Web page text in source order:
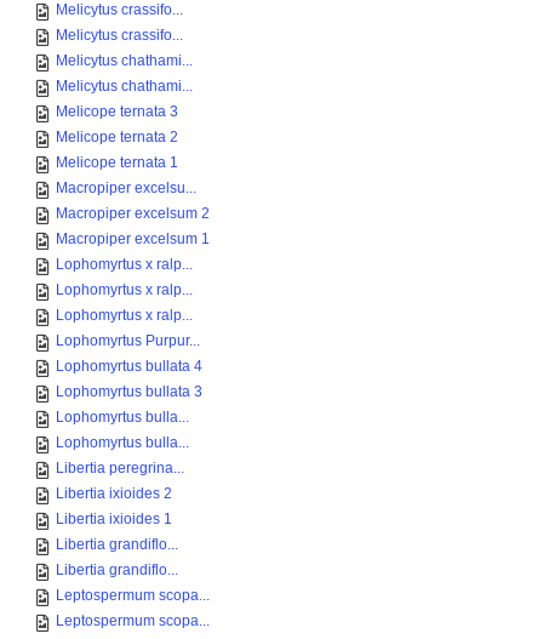
Melicytus crassifo...
Melicytus crassifo...
Melicytus chathami...
Melicytus chathami...
Melicope ternata 3
Melicope ternata 2
Melicope ternata 1
Macropiper excelsu...
Macropiper excelsum 2
Macropiper excelsum 1
Lophomyrtus x ralp...
Lophomyrtus x ralp...
Lophomyrtus x ralp...
Lophomyrtus Purpur...
Lophomyrtus bullata 4
Lophomyrtus bullata 3
Lophomyrtus bulla...
Lophomyrtus bulla...
Libertia peregrina...
Libertia ixioides 2
Libertia ixioides 1
Libertia grandiflo...
Libertia grandiflo...
Leptospermum scopa...
Leptospermum scopa...